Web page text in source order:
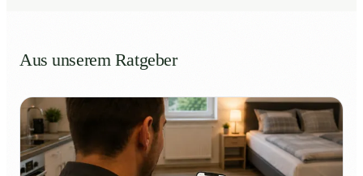
Aus unserem Ratgeber